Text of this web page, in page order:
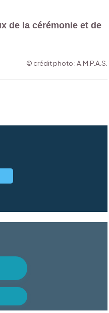
de la cérémonie et de
© crédit photo : A.M.P.A.S.